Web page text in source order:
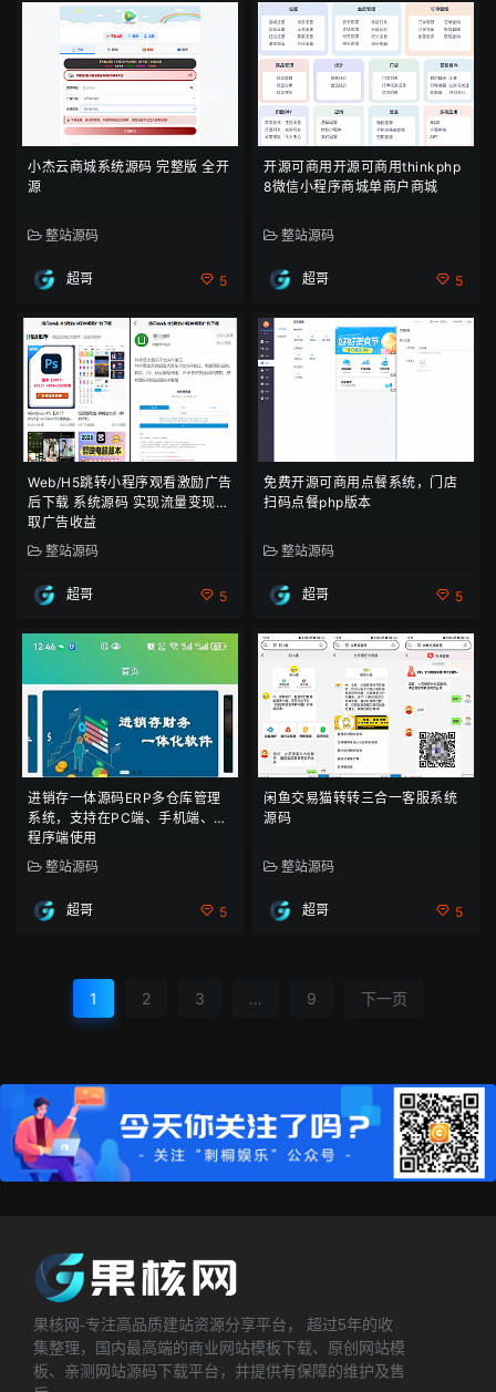
小杰云商城系统源码 完整版 全开
源
整站源码
超哥 5
开源可商用开源可商用thinkphp
8微信小程序商城单商户商城
整站源码
超哥 5
Web/H5跳转小程序观看激励广告
后下载 系统源码 实现流量变现赚
取广告收益
整站源码
超哥 5
免费开源可商用点餐系统，门店
扫码点餐php版本
整站源码
超哥 5
进销存一体源码ERP多仓库管理
系统，支持在PC端、手机端、小
程序端使用
整站源码
超哥 5
闲鱼交易猫转转三合一客服系统
源码
整站源码
超哥 5
1 2 3 … 9 下一页
果核网-专注高品质建站资源分享平台， 超过5年的收
集整理，国内最高端的商业网站模板下载、原创网站模
板、亲测网站源码下载平台，并提供有保障的维护及售